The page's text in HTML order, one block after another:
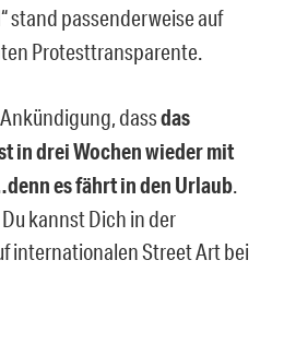
“ stand passenderweise auf
Protesttransparente.
dassdas
in drei Wochen wieder mit
es fährt in den Urlaub.
kannst Dich in der
internationalen Street Art bei